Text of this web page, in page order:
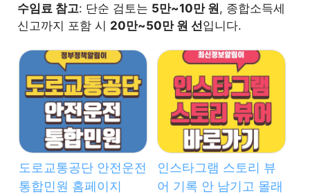
수임료 참고: 단순 검토는 5만~10만 원, 종합소득세
신고까지 포함 시 20만~50만 원 선입니다.
도로교통공단 안전운전
통합민원 홈페이지
인스타그램 스토리 뷰
어 기록 안 남기고 몰래